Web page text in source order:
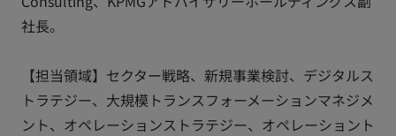
社長。
【担当領域】セクター戦略、新規事業検討、デジタルス
トラテジー、大規模トランスフォーメーションマネジメ
ント、オペレーションストラテジー、オペレーショント